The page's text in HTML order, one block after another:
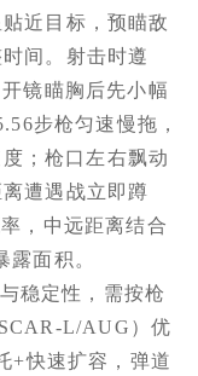
近目标，预瞄敌
间。射击时遵
镜瞄胸后先小幅
步枪匀速慢拖，
；枪口左右飘动
遭遇战立即蹲
，中远距离结合
面积。
稳定性，需按枪
L/AUG）优
+快速扩容，弹道